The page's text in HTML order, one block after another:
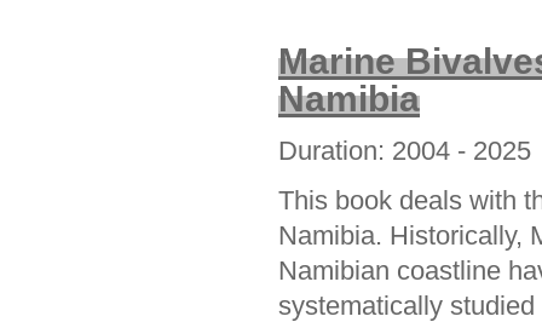
Marine
Namibia
Duration: 2004 - 2025
This book deals with
Namibia. Historically,
Namibian coastline
systematically